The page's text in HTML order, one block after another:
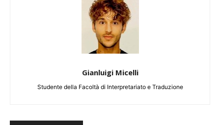
Gianluigi Micelli
Studente della Facoltà di Interpretariato e Traduzione